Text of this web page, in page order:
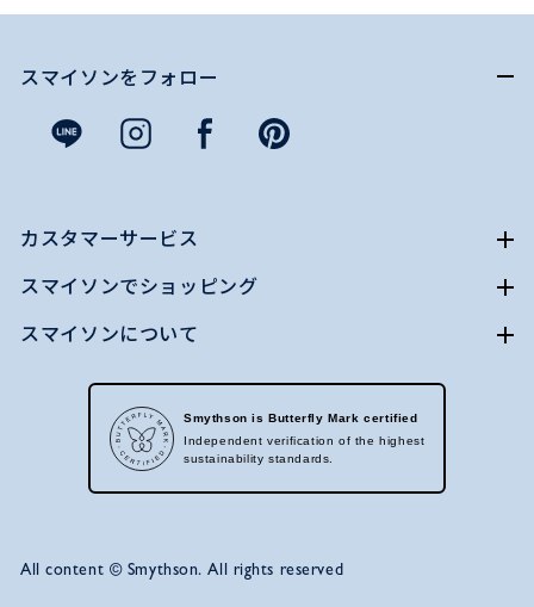
スマイソンをフォロー
カスタマーサービス
スマイソンでショッピング
スマイソンについて
Smythson is Butterfly Mark certified
Independent verification of the highest
sustainability standards.
All content © Smythson. All rights reserved